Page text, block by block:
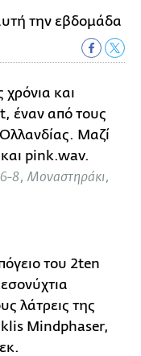
χρόνια και
έναν από τους
Μαζί
pink.wav.
8, Μοναστηράκι,
του 2ten
λάτρεις της
Mindphaser,